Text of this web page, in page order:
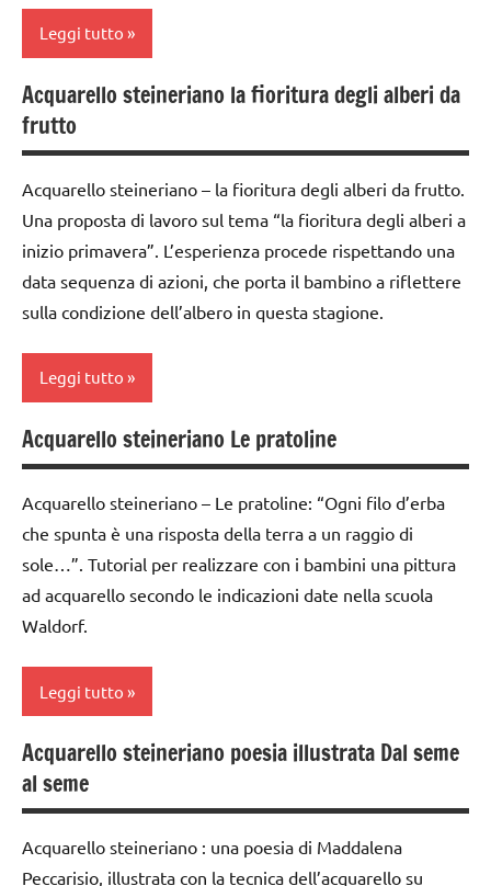
nomenclature
STAGIONI
STORIA
TUTTI GLI
ARGOMENTI
PER ETA'
TUTTI GLI
ARTICOLI
Universo
Festa
della
mamma
FESTE
DELL'ANNO
LAVORETTI
Primavera
raccolte
di links
STAGIONI
TUTTI GLI
PER ETA'
TUTTI GLI
Leggi tutto
acquarello
classe
2a
3 ai
EBOOK
Festa
degli
alberi
FESTE
DELL'ANNO
SCIENZE
scienze:
STAGIONI
TUTTI GLI
ARGOMENTI
PER ETA'
Acquarello steineriano la fioritura degli alberi da
frutto
Acquarello steineriano – la fioritura degli alberi da frutto.
Una proposta di lavoro sul tema “la fioritura degli alberi a
inizio primavera”. L’esperienza procede rispettando una
data sequenza di azioni, che porta il bambino a riflettere
sulla condizione dell’albero in questa stagione.
Leggi tutto
acquarello
IMMAGINE
classi
dai
anni
degli
alberi
DELL'ANNO
Acquarello steineriano Le pratoline
Acquarello steineriano – Le pratoline: “Ogni filo d’erba
che spunta è una risposta della terra a un raggio di
sole…”. Tutorial per realizzare con i bambini una pittura
ad acquarello secondo le indicazioni date nella scuola
Waldorf.
Leggi tutto
acquarello
Acquarello steineriano poesia illustrata Dal seme
al seme
Acquarello steineriano : una poesia di Maddalena
Peccarisio, illustrata con la tecnica dell’acquarello su